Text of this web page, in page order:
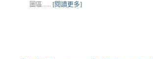
圖區...... [閱讀更多]